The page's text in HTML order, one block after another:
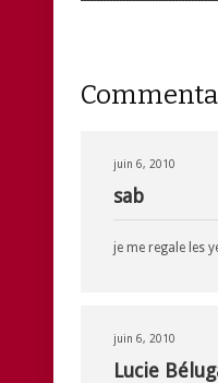
juin 6, 2010
sab
je me regale les
juin 6, 2010
Lucie